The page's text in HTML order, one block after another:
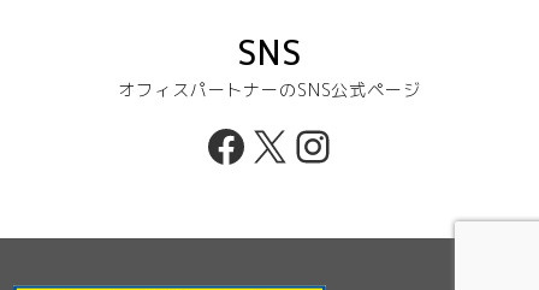
SNS
オフィスパートナーのSNS公式ページ
Facebook
X Instagram